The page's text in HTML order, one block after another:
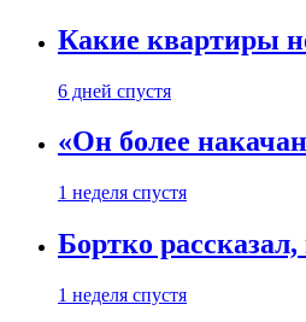
Какие квартиры
6 дней спустя
«Он более
1 неделя спустя
Бортко
1 неделя спустя